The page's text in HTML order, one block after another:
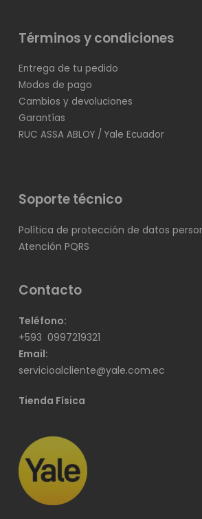
Términos y condiciones
Entrega de tu pedido
Modos de pago
Cambios y devoluciones
Garantías
RUC ASSA ABLOY / Yale Ecuador
Soporte técnico
Política de protección de datos
Atención PQRS
Contacto
Teléfono:
+593 0997219321
Email:
servicioalcliente@yale.com.ec
Tienda Física